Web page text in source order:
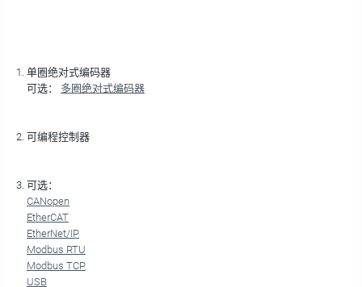
单圈绝对式编码器
可选：
多圈绝对式编码器
可编程控制器
可选：
CANopen
EtherCAT
EtherNet/IP
Modbus RTU
Modbus TCP
USB